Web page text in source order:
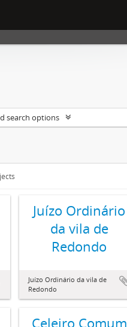
search options
Juízo Ordinário
da vila de
Redondo
Juízo Ordinário da vila de
Redondo
Celeiro Comum